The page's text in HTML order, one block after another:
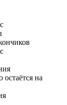
на